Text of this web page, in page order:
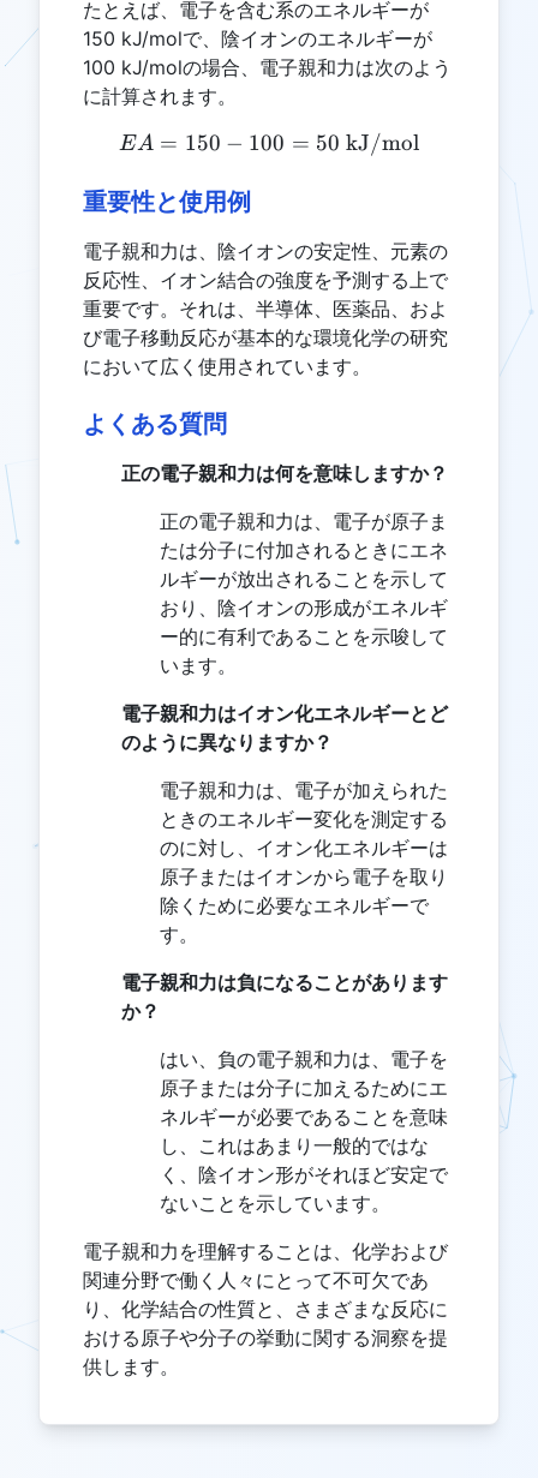
たとえば、電子を含む系のエネルギーが
150 kJ/molで、陰イオンのエネルギーが
100 kJ/molの場合、電子親和力は次のよう
に計算されます。
EA = 150 - 100 = 50
EA = 150 − 100 = 50 kJ/mol
重要性と使用例
電子親和力は、陰イオンの安定性、元素の
反応性、イオン結合の強度を予測する上で
重要です。それは、半導体、医薬品、およ
び電子移動反応が基本的な環境化学の研究
において広く使用されています。
よくある質問
正の電子親和力は何を意味しますか？
正の電子親和力は、電子が原子ま
たは分子に付加されるときにエネ
ルギーが放出されることを示して
おり、陰イオンの形成がエネルギ
ー的に有利であることを示唆して
います。
電子親和力はイオン化エネルギーとど
のように異なりますか？
電子親和力は、電子が加えられた
ときのエネルギー変化を測定する
のに対し、イオン化エネルギーは
原子またはイオンから電子を取り
除くために必要なエネルギーで
す。
電子親和力は負になることがあります
か？
はい、負の電子親和力は、電子を
原子または分子に加えるためにエ
ネルギーが必要であることを意味
し、これはあまり一般的ではな
く、陰イオン形がそれほど安定で
ないことを示しています。
電子親和力を理解することは、化学および
関連分野で働く人々にとって不可欠であ
り、化学結合の性質と、さまざまな反応に
おける原子や分子の挙動に関する洞察を提
供します。